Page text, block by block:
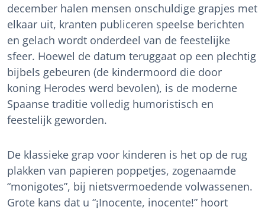
december halen mensen onschuldige grapjes met
elkaar uit, kranten publiceren speelse berichten
en gelach wordt onderdeel van de feestelijke
sfeer. Hoewel de datum teruggaat op een plechtig
bijbels gebeuren (de kindermoord die door
koning Herodes werd bevolen), is de moderne
Spaanse traditie volledig humoristisch en
feestelijk geworden.
De klassieke grap voor kinderen is het op de rug
plakken van papieren poppetjes, zogenaamde
“monigotes”, bij nietsvermoedende volwassenen.
Grote kans dat u “¡Inocente, inocente!” hoort